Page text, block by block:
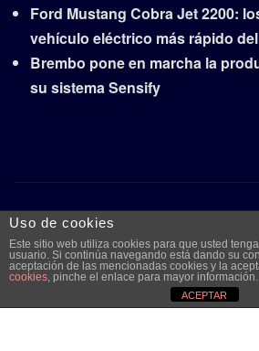
Ford Mustang Cobra Jet 2200:
vehículo eléctrico más rápido
Brembo pone en marcha la
su sistema Sensify
Copyright © 2026 | Funciona con
Newspor
Aviso legal y
Uso de cookies
Este sitio web utiliza cookies para que usted
usuario. Si continúa navegando está dando su
aceptación de las mencionadas cookies y la
cookies, pinche el enlace para mayor información.
ACEPTAR